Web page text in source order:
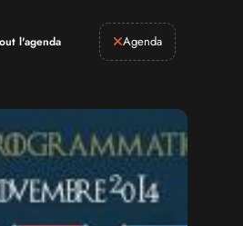
l'agenda Agenda